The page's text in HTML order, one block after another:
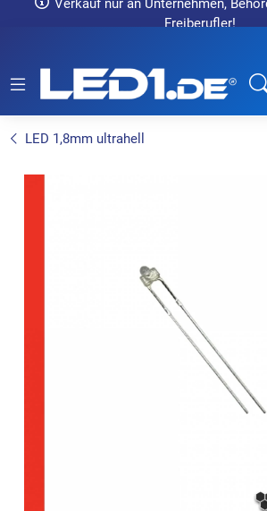
Verkauf nur an Unternehmen,
Freiberufler!
LED 1,8mm ultrahell